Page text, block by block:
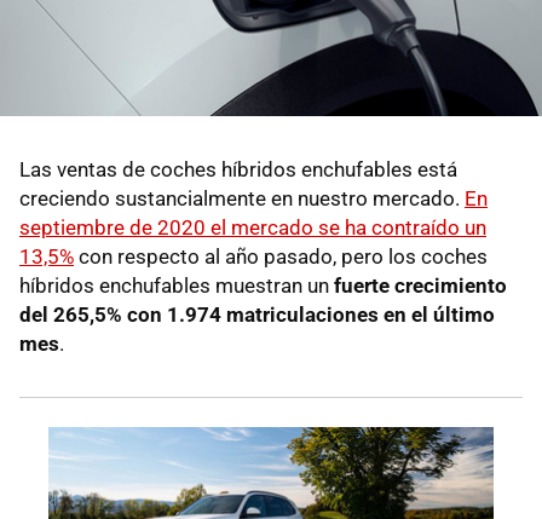
Las ventas de coches híbridos enchufables está
creciendo sustancialmente en nuestro mercado. En
septiembre de 2020 el mercado se ha contraído un
13,5% con respecto al año pasado, pero los coches
híbridos enchufables muestran un fuerte crecimiento
del 265,5% con 1.974 matriculaciones en el último
mes.